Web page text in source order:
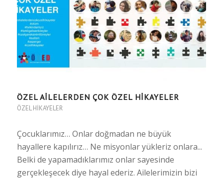
ÖZEL AİLELERDEN ÇOK ÖZEL HİKAYELER
ÖZEL HIKAYELER
Çocuklarımız… Onlar doğmadan ne büyük
hayallere kapılırız… Ne misyonlar yükleriz onlara...
Belki de yapamadıklarımız onlar sayesinde
gerçekleşecek diye hayal ederiz. Ailelerimizin bizi